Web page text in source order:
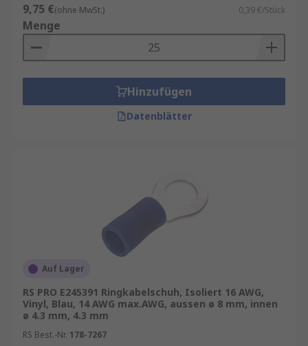
9,75 €(ohne MwSt.) 0,39 €/Stück
Menge
Hinzufügen
Datenblätter
Auf Lager
RS PRO E245391 Ringkabelschuh, Isoliert 16 AWG,
Vinyl, Blau, 14 AWG max.AWG, aussen ø 8 mm, innen
ø 4.3 mm, 4.3 mm
RS Best.-Nr. 178-7267